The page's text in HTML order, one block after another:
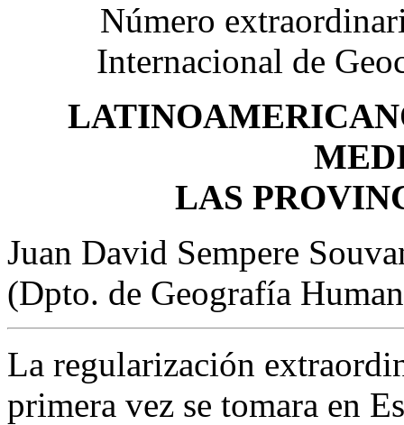
Número
Internacional de
LAS
Juan David Sempere
(Dpto. de Geografía
La regularización
primera vez se tomara en